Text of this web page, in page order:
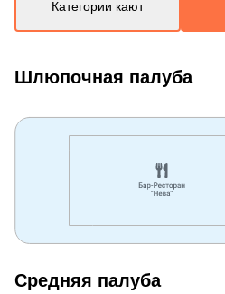
Категории кают
Шлюпочная палуба
Средняя палуба